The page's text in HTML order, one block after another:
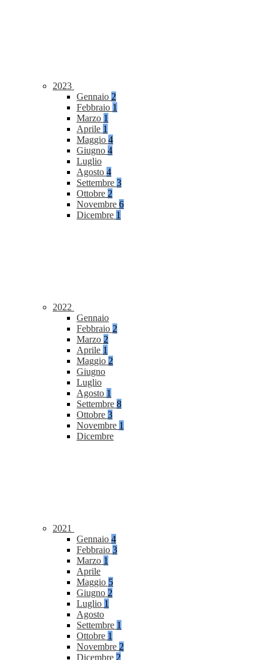
2023
Gennaio 2
Febbraio 1
Marzo 1
Aprile 1
Maggio 4
Giugno 4
Luglio
Agosto 4
Settembre 3
Ottobre 2
Novembre 6
Dicembre 1
2022
Gennaio
Febbraio 2
Marzo 2
Aprile 1
Maggio 2
Giugno
Luglio
Agosto 1
Settembre 8
Ottobre 3
Novembre 1
Dicembre
2021
Gennaio 4
Febbraio 3
Marzo 1
Aprile
Maggio 5
Giugno 2
Luglio 1
Agosto
Settembre 1
Ottobre 1
Novembre 2
Dicembre 2